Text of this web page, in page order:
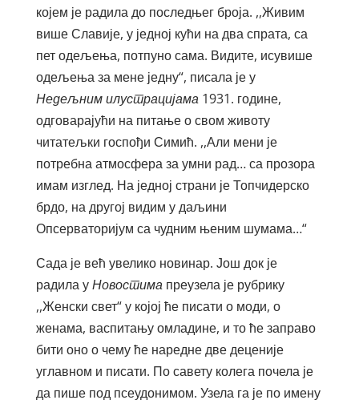
којем је радила до последњег броја. ,,Живим
више Славије, у једној кући на два спрата, са
пет одељења, потпуно сама. Видите, исувише
одељења за мене једну“, писала је у
Недељним илустрацијама1931. године,
одговарајући на питање о свом животу
читатељки госпођи Симић. ,,Али мени је
потребна атмосфера за умни рад… са прозора
имам изглед. На једној страни је Топчидерско
брдо, на другој видим у даљини
Опсерваторијум са чудним њеним шумама…“
Сада је већ увелико новинар. Још док је
радила уНовостимапреузела је рубрику
,,Женски свет“ у којој ће писати о моди, о
женама, васпитању омладине, и то ће заправо
бити оно о чему ће наредне две деценије
углавном и писати. По савету колега почела је
да пише под псеудонимом. Узела га је по имену